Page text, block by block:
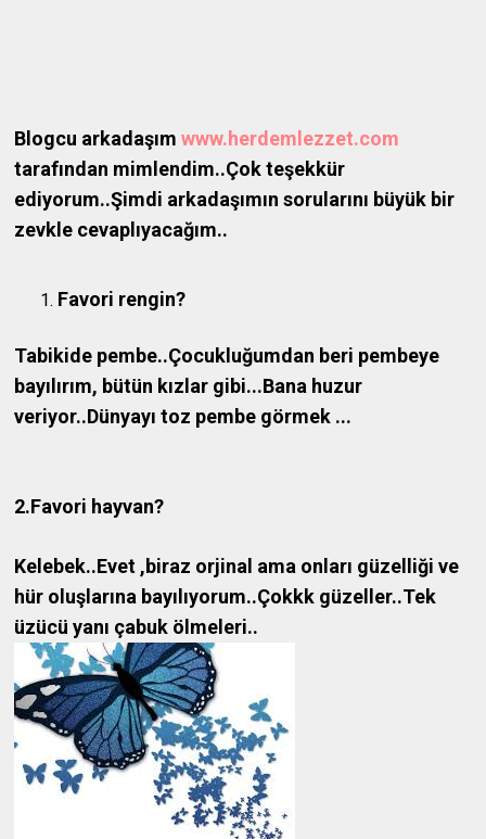
Blogcu arkadaşımwww.herdemlezzet.com
tarafından mimlendim..Çok teşekkür
ediyorum..Şimdi arkadaşımın sorularını büyük bir
zevkle cevaplıyacağım..
Favori rengin?
Tabikide pembe..Çocukluğumdan beri pembeye
bayılırım, bütün kızlar gibi...Bana huzur
veriyor..Dünyayı toz pembe görmek ...
2.Favori hayvan?
Kelebek..Evet ,biraz orjinal ama onları güzelliği ve
hür oluşlarına bayılıyorum..Çokkk güzeller..Tek
üzücü yanı çabuk ölmeleri..